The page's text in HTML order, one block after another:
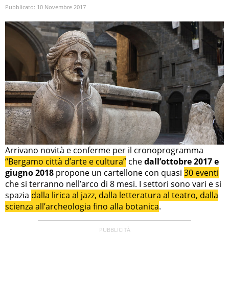
Pubblicato: 10 Novembre 2017
Arrivano novità e conferme per il cronoprogramma
“Bergamo città d’arte e cultura” chedall’ottobre 2017 e
giugno 2018 propone un cartellone con quasi 30 eventi
che si terranno nell’arco di 8 mesi. I settori sono vari e si
spazia dalla lirica al jazz, dalla letteratura al teatro, dalla
scienza all’archeologia fino alla botanica.